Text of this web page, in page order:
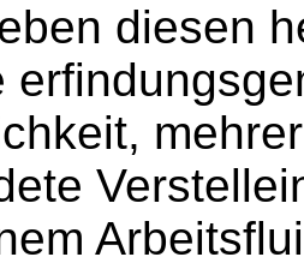
diesen